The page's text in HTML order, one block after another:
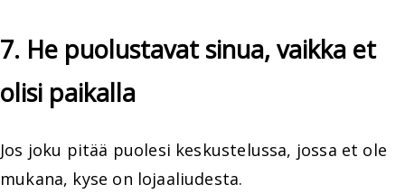
7. He puolustavat sinua, vaikka et
olisi paikalla
Jos joku pitää puolesi keskustelussa, jossa et ole
mukana, kyse on lojaaliudesta.